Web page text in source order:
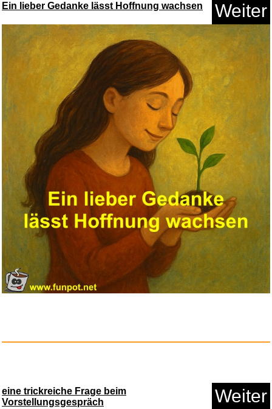
SKROSS PRO Light USB
AC30PD - ...
Anzeige
Anzeige
Ein lieber Gedanke lässt Hoffnung wachsen Weiter
eine trickreiche Frage beim
Vorstellungsgespräch
Weiter